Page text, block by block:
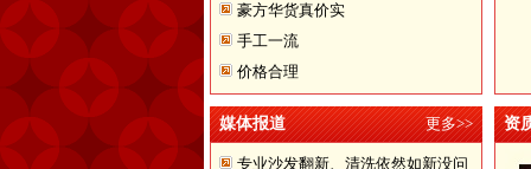
豪方华货真价实
手工一流
价格合理
媒体报道 更多>>
专业沙发翻新、清洗依然如新没问
资